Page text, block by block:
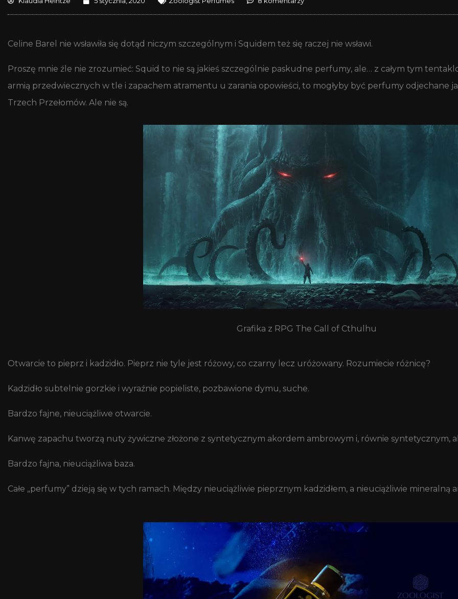
Celine Barel nie wsławiła się dotąd niczym szczególnym i Squidem też się raczej nie wsławi.
Proszę mnie źle nie zrozumieć: Squid to nie są jakieś szczególnie paskudne perfumy, ale… z całym tym
armią przedwiecznych w tle i zapachem atramentu u zarania opowieści, to mogłyby być perfumy odjechane
Trzech Przełomów. Ale nie są.
Grafika z RPG The Call of Cthulhu
Otwarcie to pieprz i kadzidło. Pieprz nie tyle jest różowy, co czarny lecz uróżowany. Rozumiecie różnicę?
Kadzidło subtelnie gorzkie i wyraźnie popieliste, pozbawione dymu, suche.
Bardzo fajne, nieuciążliwe otwarcie.
Kanwę zapachu tworzą nuty żywiczne złożone z syntetycznym akordem ambrowym i, równie syntetycznym,
Bardzo fajna, nieuciążliwa baza.
Całe „perfumy” dzieją się w tych ramach. Między nieuciążliwie pieprznym kadzidłem, a nieuciążliwie mineralną